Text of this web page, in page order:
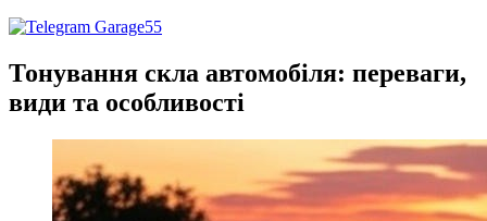
Тонування скла автомобіля: переваги,
види та особливості